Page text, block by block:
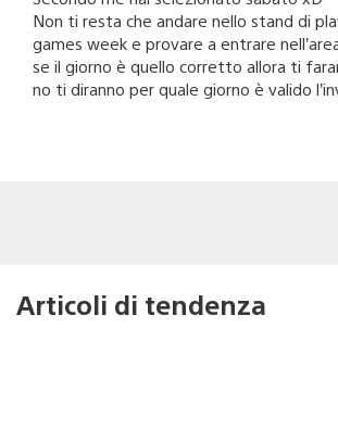
Non ti resta che andare nello stand di
games week e provare a entrare
se il giorno è quello corretto allora ti
no ti diranno per quale giorno è valido
Articoli di tendenza